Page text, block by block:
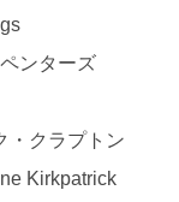
ンターズ
・クラプトン
Kirkpatrick